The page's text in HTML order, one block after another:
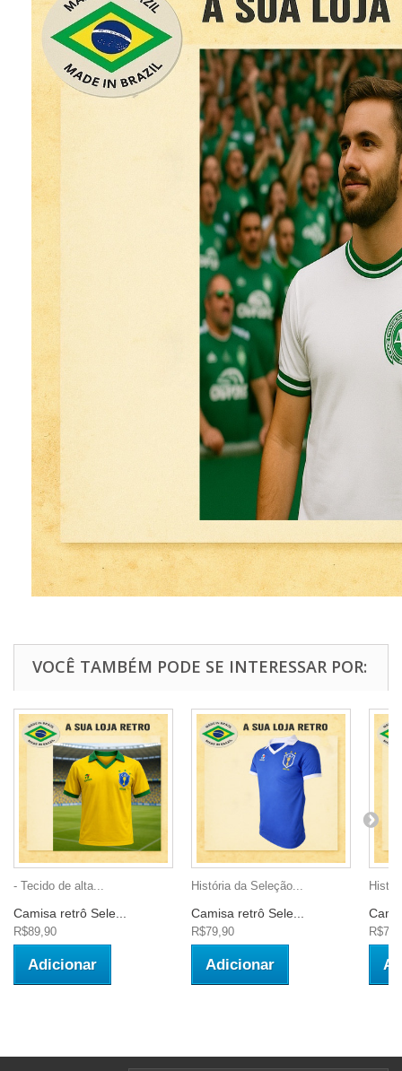
VOCÊ TAMBÉM PODE SE INTERESSAR POR:
- Tecido de alta...
Camisa retrô Sele...
R$89,90
Adicionar
História da Seleção...
Camisa retrô Sele...
R$79,90
Adicionar